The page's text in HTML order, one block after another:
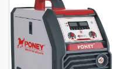
قوس الکتریکی میگ/مگ